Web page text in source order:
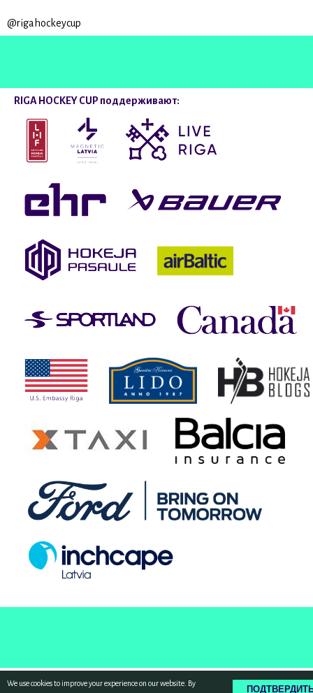
@rigahockeycup
RIGA HOCKEY CUP поддерживают:
We use cookies to improve your experience on our website. By